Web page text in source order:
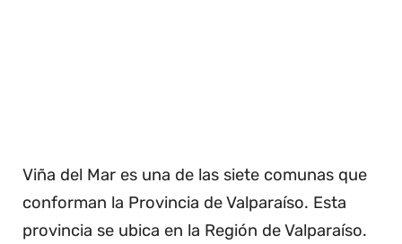
Viña del Mar es una de las siete comunas que
conforman la Provincia de Valparaíso. Esta
provincia se ubica en la Región de Valparaíso.